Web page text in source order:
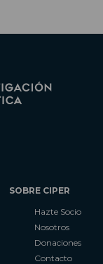
SOBRE CIPER
Hazte Socio
Nosotros
Donaciones
Contacto